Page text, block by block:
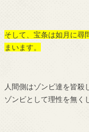
そして、宝条は如月に尋
まいます。
人間側はゾンビ達を皆殺
ゾンビとして理性を無く